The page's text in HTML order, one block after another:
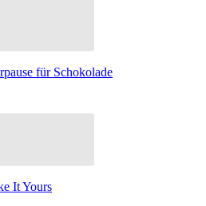
für Schokolade
It Yours